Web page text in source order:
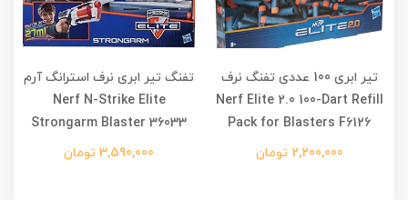
تیر ابری 100 عددی تفنگ نرف
Nerf Elite 2.0 100-Dart Refill
Pack for Blasters F6126
2,200,000 تومان
تفنگ تیر ابری نرف استرانگ آرم
Nerf N-Strike Elite
Strongarm Blaster 36033
3,590,000 تومان